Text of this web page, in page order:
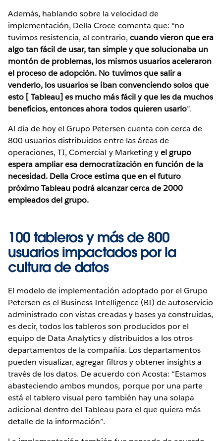
Además, hablando sobre la velocidad de
implementación, Della Croce comenta que: “no
tuvimos resistencia, al contrario, cuando vieron que era
algo tan fácil de usar, tan simple y que solucionaba un
montón de problemas, los mismos usuarios aceleraron
el proceso de adopción. No tuvimos que salir a
venderlo, los usuarios se iban convenciendo solos que
esto [ Tableau] es mucho más fácil y que les da muchos
beneficios, entonces ahora todos quieren usarlo”.
Al día de hoy el Grupo Petersen cuenta con cerca de
800 usuarios distribuidos entre las áreas de
operaciones, TI, Comercial y Marketing yel grupo
espera ampliar esa democratización en función de la
necesidad. Della Croce estima que en el futuro
próximo Tableau podrá alcanzar cerca de 2000
empleados del grupo.
100 tableros y más de 800
usuarios impactados por la
cultura de datos
El modelo de implementación adoptado por el Grupo
Petersen es el Business Intelligence (BI) de autoservicio
administrado con vistas creadas y bases ya construidas,
es decir, todos los tableros son producidos por el
equipo de Data Analytics y distribuidos a los otros
departamentos de la compañía. Los departamentos
pueden visualizar, agregar filtros y obtener insights a
través de los datos. De acuerdo con Acosta: “Estamos
abasteciendo ambos mundos, porque por una parte
está el tablero visual pero también hay una solapa
adicional dentro del Tableau para el que quiera más
detalle de la información”.